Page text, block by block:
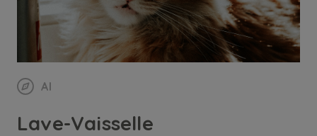
AI
Lave-Vaisselle